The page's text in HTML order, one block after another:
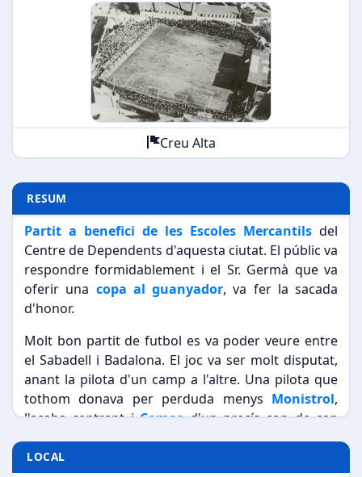
Creu Alta
RESUM
Partit a benefici de les Escoles Mercantils del
Centre de Dependents d'aquesta ciutat. El públic va
respondre formidablement i el Sr. Germà que va
oferir una copa al guanyador, va fer la sacada
d'honor.
Molt bon partit de futbol es va poder veure entre
el Sabadell i Badalona. El joc va ser molt disputat,
anant la pilota d'un camp a l'altre. Una pilota que
tothom donava per perduda menys Monistrol,
l'acaba centrant iComas d'un precís cop de cap
marca el primer gol pel Sabadell. Això fa créixer el
Sabadell i abans del descans,
LOCAL